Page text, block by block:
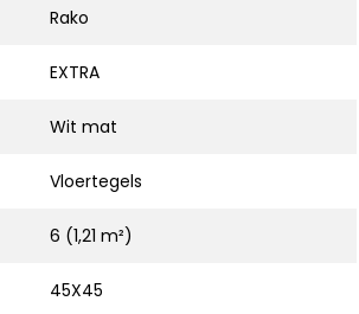
Rako
EXTRA
Wit mat
Vloertegels
6 (1,21 m²)
45X45